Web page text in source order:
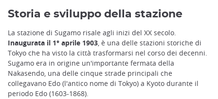
Storia e sviluppo della stazione
La stazione di Sugamo risale agli inizi del XX secolo.
Inaugurata il 1° aprile 1903, è una delle stazioni storiche di
Tokyo che ha visto la città trasformarsi nel corso dei decenni.
Sugamo era in origine un'importante fermata della
Nakasendo, una delle cinque strade principali che
collegavano Edo (l'antico nome di Tokyo) a Kyoto durante il
periodo Edo (1603-1868).